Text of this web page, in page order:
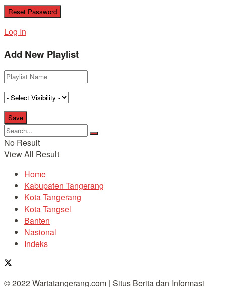
Log In
Add New Playlist
No Result
View All Result
Home
Kabupaten Tangerang
Kota Tangerang
Kota Tangsel
Banten
Nasional
Indeks
© 2022 Wartatangerang.com | Situs Berita dan Informasi